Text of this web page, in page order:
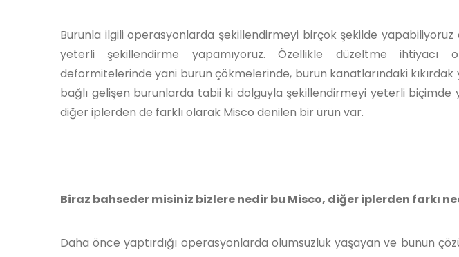
Burunla ilgili operasyonlarda şekillendirmeyi birçok şekilde
yeterli şekillendirme yapamıyoruz. Özellikle düzeltme ihtiyacı
deformitelerinde yani burun çökmelerinde, burun kanatlarındaki kıkırdak
bağlı gelişen burunlarda tabii ki dolguyla şekillendirmeyi yeterli biçimde
diğer iplerden de farklı olarak Misco denilen bir ürün var.
Biraz bahseder misiniz bizlere nedir bu Misco, diğer iplerden farkı
Daha önce yaptırdığı operasyonlarda olumsuzluk yaşayan ve bunun